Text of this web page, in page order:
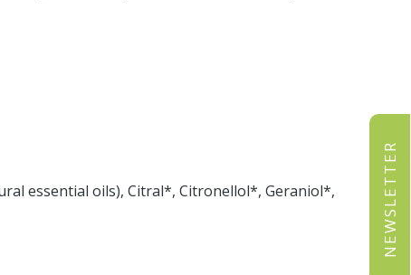
essential oils), Citral*, Citronellol*, Geraniol*,
NEWSLETTER